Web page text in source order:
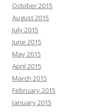
October 2015
August 2015
July 2015
June 2015
May 2015
April 2015
March 2015
February 2015
January 2015